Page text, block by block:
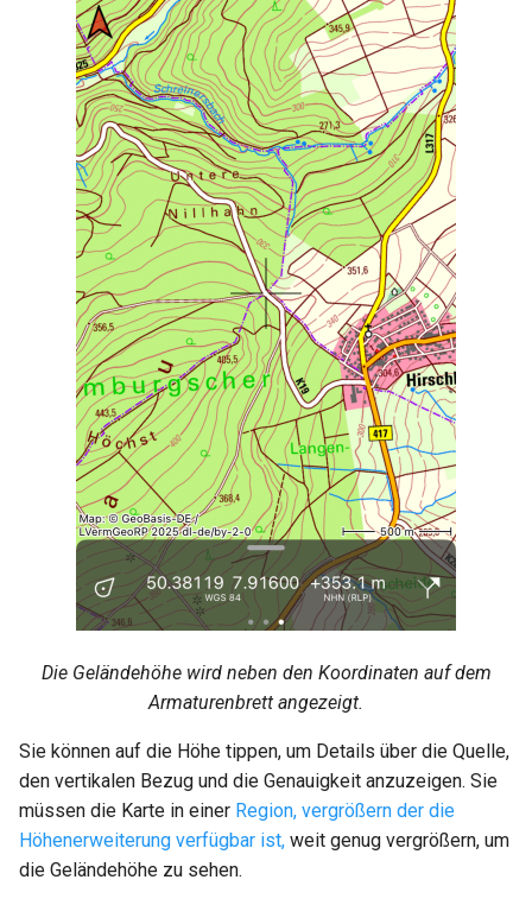
Die Geländehöhe wird neben den Koordinaten auf dem
Armaturenbrett angezeigt.
Sie können auf die Höhe tippen, um Details über die Quelle,
den vertikalen Bezug und die Genauigkeit anzuzeigen. Sie
müssen die Karte in einer Region, vergrößern der die
Höhenerweiterung verfügbar ist, weit genug vergrößern, um
die Geländehöhe zu sehen.